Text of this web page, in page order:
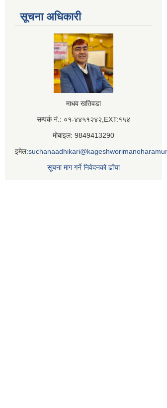
सूचना अधिकारी
माधव खतिवडा
सम्पर्क नं.: ०१-४४५१२४२,EXT:१५४
मोबाइल: 9849413290
इमेल:
सूचना माग गर्ने निवेदनको ढाँचा